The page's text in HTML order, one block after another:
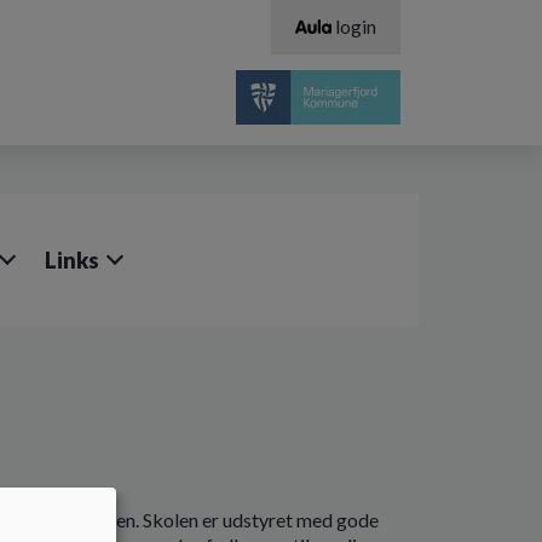
login
Links
9510 Arden. Skolen er udstyret med gode